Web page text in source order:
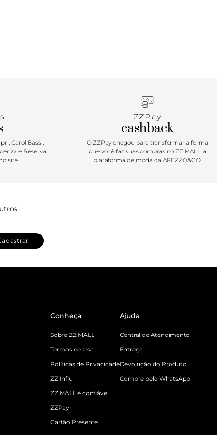
Carol Bassi,
e Reserva
site
ZZPay
cashback
O ZZPay chegou para transformar a forma
que você faz suas compras no ZZ MALL, a
plataforma de moda da AREZZO&CO.
Conheça
Sobre ZZ MALL
Termos de Uso
Políticas de Privacidade
ZZ Influ
ZZ MALL é confiável
ZZPay
Cartão Presente
Ajuda
Central de Atendimento
Entrega
Devolução do Produto
Compre pelo WhatsApp